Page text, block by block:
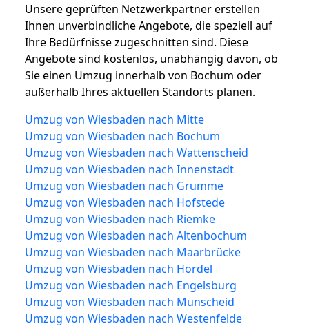
Unsere geprüften Netzwerkpartner erstellen
Ihnen unverbindliche Angebote, die speziell auf
Ihre Bedürfnisse zugeschnitten sind. Diese
Angebote sind kostenlos, unabhängig davon, ob
Sie einen Umzug innerhalb von Bochum oder
außerhalb Ihres aktuellen Standorts planen.
Umzug von Wiesbaden nach Mitte
Umzug von Wiesbaden nach Bochum
Umzug von Wiesbaden nach Wattenscheid
Umzug von Wiesbaden nach Innenstadt
Umzug von Wiesbaden nach Grumme
Umzug von Wiesbaden nach Hofstede
Umzug von Wiesbaden nach Riemke
Umzug von Wiesbaden nach Altenbochum
Umzug von Wiesbaden nach Maarbrücke
Umzug von Wiesbaden nach Hordel
Umzug von Wiesbaden nach Engelsburg
Umzug von Wiesbaden nach Munscheid
Umzug von Wiesbaden nach Westenfelde